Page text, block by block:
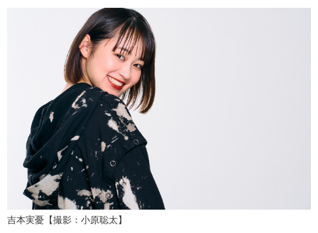
ショッピング
吉本実憂【撮影：小原聡太】